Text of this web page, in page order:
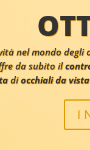
nel mondo degli
da subito il
diocchiali da
I